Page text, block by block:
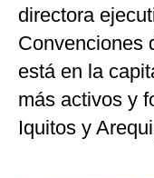
directora
Convenciones
está en la
más activos y
Iquitos y